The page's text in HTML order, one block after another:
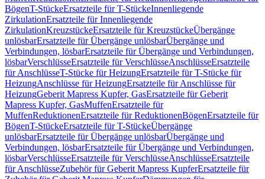
BögenT-StückeErsatzteile für T-StückeInnenliegende
ZirkulationErsatzteile für Innenliegende
ZirkulationKreuzstückeErsatzteile für KreuzstückeÜbergänge
unlösbarErsatzteile für Übergänge unlösbarÜbergänge und
Verbindungen, lösbarErsatzteile für Übergänge und Verbindungen,
lösbarVerschlüsseErsatzteile für VerschlüsseAnschlüsseErsatzteile
für AnschlüsseT-Stücke für HeizungErsatzteile für T-Stücke für
HeizungAnschlüsse für HeizungErsatzteile für Anschlüsse für
HeizungGeberit Mapress Kupfer, GasErsatzteile für Geberit
Mapress Kupfer, GasMuffenErsatzteile für
MuffenReduktionenErsatzteile für ReduktionenBögenErsatzteile für
BögenT-StückeErsatzteile für T-StückeÜbergänge
unlösbarErsatzteile für Übergänge unlösbarÜbergänge und
Verbindungen, lösbarErsatzteile für Übergänge und Verbindungen,
lösbarVerschlüsseErsatzteile für VerschlüsseAnschlüsseErsatzteile
für AnschlüsseZubehör für Geberit Mapress KupferErsatzteile für